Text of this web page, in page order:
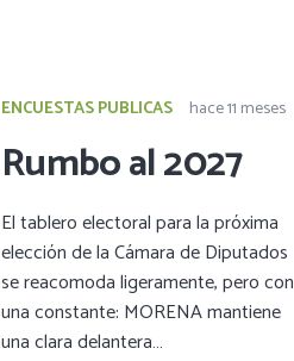
ENCUESTAS PUBLICAS hace 11 meses
Rumbo al 2027
El tablero electoral para la próxima
elección de la Cámara de Diputados
se reacomoda ligeramente, pero con
una constante: MORENA mantiene
una clara delantera…